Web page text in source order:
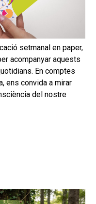
setmanal en paper,
acompanyar aquests
En comptes
ens convida a mirar
del nostre